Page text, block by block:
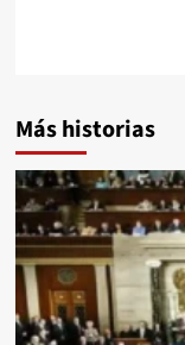
Más historias